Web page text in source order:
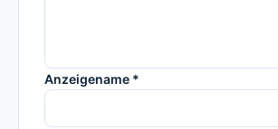
Anzeigename *